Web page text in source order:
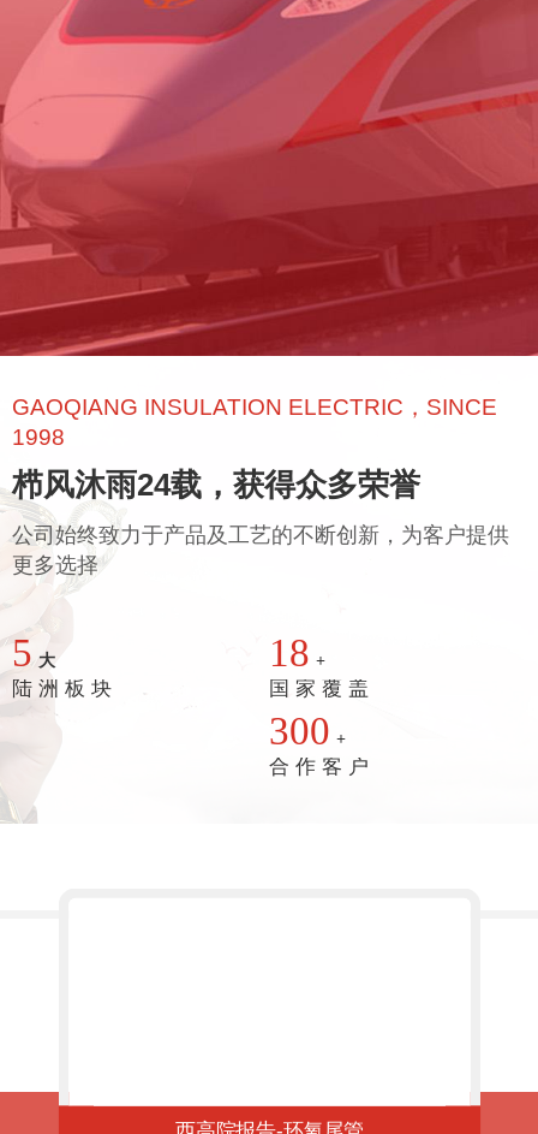
GAOQIANG INSULATION ELECTRIC，SINCE
1998
栉风沐雨24载，获得众多荣誉
公司始终致力于产品及工艺的不断创新，为客户提供
更多选择
5 大
陆 洲 板 块
18 +
国 家 覆 盖
300 +
合 作 客 户